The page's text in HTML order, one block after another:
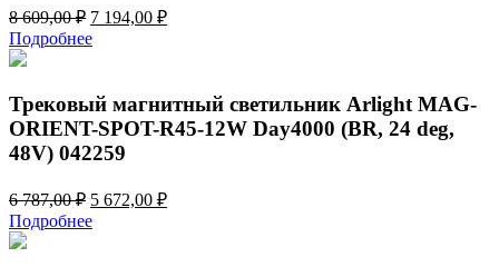
8 609,00₽ Первоначальная
цена
составляла
609,00 ₽.
7 194,00 ₽Текущая
Подробнее
Трековый магнитный светильник Arlight MAG-
ORIENT-SPOT-R45-12W Day4000 (BR, 24 deg,
48V) 042259
6 787,00₽ Первоначальная
цена
составляла
5 672,00 ₽Текущая
Подробнее